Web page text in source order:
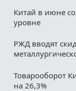
Китай в июне
уровне
РЖД вводят
Товарооборот
на 26,3%